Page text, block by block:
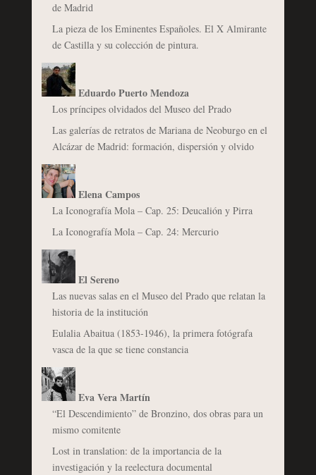
de Madrid
La pieza de los Eminentes Españoles. El X Almirante
de Castilla y su colección de pintura.
Eduardo Puerto Mendoza
Los príncipes olvidados del Museo del Prado
Las galerías de retratos de Mariana de Neoburgo en el
Alcázar de Madrid: formación, dispersión y olvido
Elena Campos
La Iconografía Mola – Cap. 25: Deucalión y Pirra
La Iconografía Mola – Cap. 24: Mercurio
El Sereno
Las nuevas salas en el Museo del Prado que relatan la
historia de la institución
Eulalia Abaitua (1853-1946), la primera fotógrafa
vasca de la que se tiene constancia
Eva Vera Martín
“El Descendimiento” de Bronzino, dos obras para un
mismo comitente
Lost in translation: de la importancia de la
investigación y la reelectura documental